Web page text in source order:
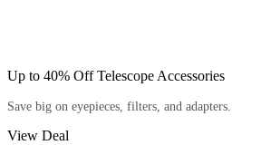
Up to 40% Off Telescope Accessories
Save big on eyepieces, filters, and adapters.
View Deal